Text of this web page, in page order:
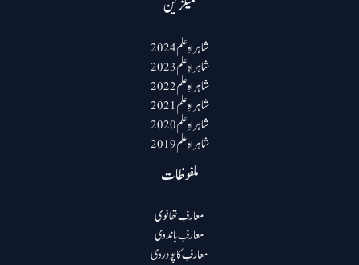
میگزین
شاہراہِ علم 2024
شاہراہِ علم 2023
شاہراہِ علم 2022
شاہراہِ علم 2021
شاہراہِ علم 2020
شاہراہِ علم 2019
ملفوظات
معارفِ تھانوی
معارفِ باندوی
معارفِ کاپودروی